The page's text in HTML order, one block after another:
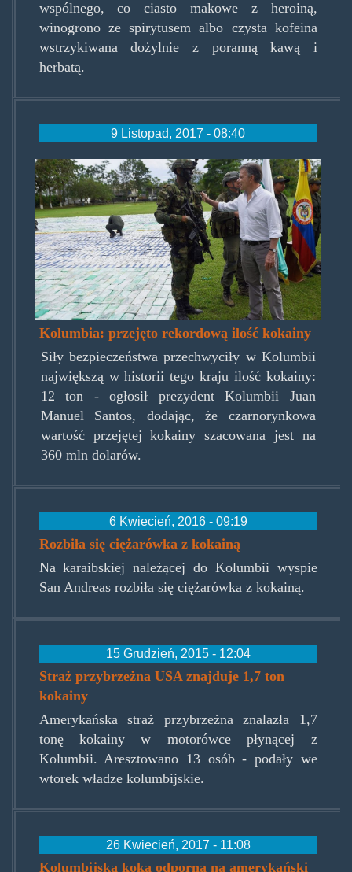
wspólnego, co ciasto makowe z heroiną,
winogrono ze spirytusem albo czysta kofeina
wstrzykiwana dożylnie z poranną kawą i
herbatą.
9 Listopad, 2017 - 08:40
cocainerekordbravissimo.jpg
Kolumbia: przejęto rekordową ilość kokainy
Siły bezpieczeństwa przechwyciły w Kolumbii
największą w historii tego kraju ilość kokainy:
12 ton - ogłosił prezydent Kolumbii Juan
Manuel Santos, dodając, że czarnorynkowa
wartość przejętej kokainy szacowana jest na
360 mln dolarów.
6 Kwiecień, 2016 - 09:19
Rozbiła się ciężarówka z kokainą
Na karaibskiej należącej do Kolumbii wyspie
San Andreas rozbiła się ciężarówka z kokainą.
15 Grudzień, 2015 - 12:04
Straż przybrzeżna USA znajduje 1,7 ton
kokainy
Amerykańska straż przybrzeżna znalazła 1,7
tonę kokainy w motorówce płynącej z
Kolumbii. Aresztowano 13 osób - podały we
wtorek władze kolumbijskie.
26 Kwiecień, 2017 - 11:08
Kolumbijska koka odporna na amerykański